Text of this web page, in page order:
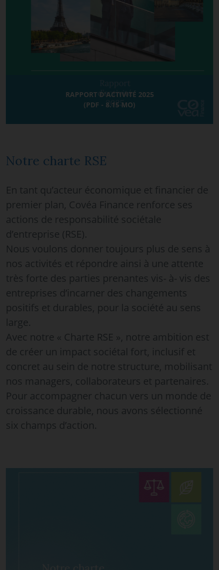
RAPPORT D'ACTIVITÉ 2025
(PDF - 8.15 MO)
Notre charte RSE
En tant qu’acteur économique et financier de
premier plan, Covéa Finance renforce ses
actions de responsabilité sociétale
d’entreprise (RSE).
Nous voulons donner toujours plus de sens à
nos activités et répondre ainsi à une attente
très forte des parties prenantes vis- à- vis des
entreprises d’incarner des changements
positifs et durables, pour la société au sens
large.
Avec notre « Charte RSE », notre ambition est
de créer un impact sociétal fort, inclusif et
concret au sein de notre structure, mobilisant
nos managers, collaborateurs et partenaires.
Pour accompagner chacun vers un monde de
croissance durable, nous avons sélectionné
six champs d’action.